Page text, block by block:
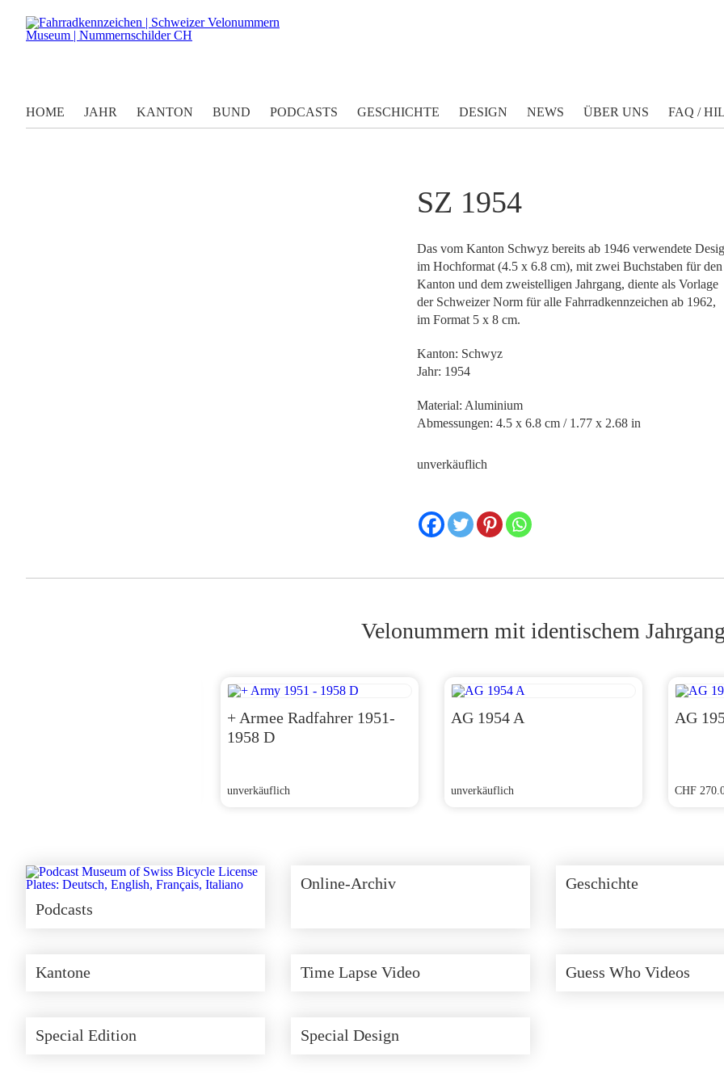
HOME JAHR KANTON BUND PODCASTS GESCHICHTE DESIGN NEWS ÜBER UNS FAQ /
SZ 1954
Das vom Kanton Schwyz bereits ab 1946 verwendete
im Hochformat (4.5 x 6.8 cm), mit zwei Buchstaben für den
Kanton und dem zweistelligen Jahrgang, diente als Vorlage
der Schweizer Norm für alle Fahrradkennzeichen ab 1962,
im Format 5 x 8 cm.
Kanton: Schwyz
Jahr: 1954
Material: Aluminium
Abmessungen: 4.5 x 6.8 cm / 1.77 x 2.68 in
unverkäuflich
Velonummern mit identischem Jahrgang
+ Armee Radfahrer 1951-
1958 D
unverkäuflich
AG 1954 A
unverkäuflich
AG
CHF
Podcasts
Online-Archiv Geschichte
Kantone Time Lapse Video Guess Who Videos
Special Edition Special Design